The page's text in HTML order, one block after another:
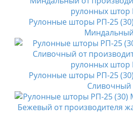
Рулонные шторы РП-25
Миндальный
Рулонные шторы РП-25
Сливочный